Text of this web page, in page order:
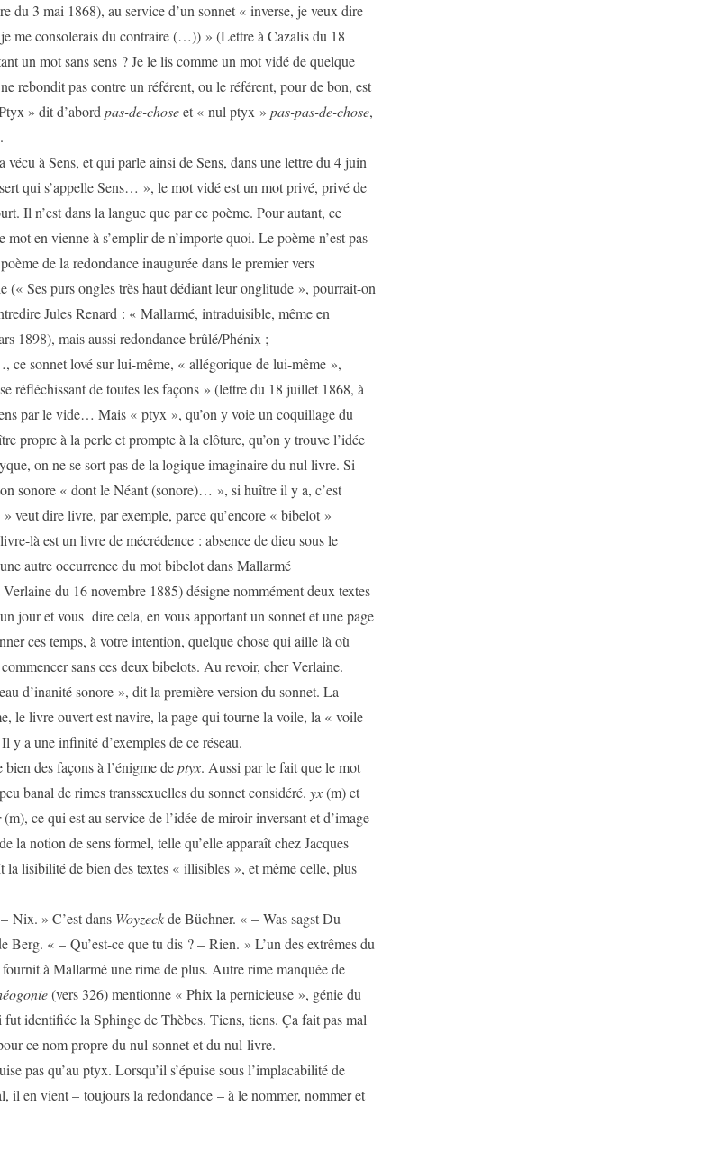
du 3 mai 1868), au service d’un sonnet « inverse, je veux dire
je me consolerais du contraire (…)) » (Lettre à Cazalis du 18
un mot sans sens ? Je le lis comme un mot vidé de quelque
rebondit pas contre un référent, ou le référent, pour de bon, est
» dit d’abord pas-de-choseet « nul ptyx » pas-pas-de-chose,
Sens, et qui parle ainsi de Sens, dans une lettre du 4 juin
qui s’appelle Sens… », le mot vidé est un mot privé, privé de
Il n’est dans la langue que par ce poème. Pour autant, ce
mot en vienne à s’emplir de n’importe quoi. Le poème n’est pas
de la redondance inaugurée dans le premier vers
(« Ses purs ongles très haut dédiant leur onglitude », pourrait-on
Jules Renard : « Mallarmé, intraduisible, même en
1898), mais aussi redondance brûlé/Phénix ;
sonnet lové sur lui-même, « allégorique de lui-même »,
réfléchissant de toutes les façons » (lettre du 18 juillet 1868, à
par le vide… Mais « ptyx », qu’on y voie un coquillage du
propre à la perle et prompte à la clôture, qu’on y trouve l’idée
on ne se sort pas de la logique imaginaire du nul livre. Si
sonore « dont le Néant (sonore)… », si huître il y a, c’est
veut dire livre, par exemple, parce qu’encore « bibelot »
là est un livre de mécrédence : absence de dieu sous le
autre occurrence du mot bibelot dans Mallarmé
du 16 novembre 1885) désigne nommément deux textes
jour et vous dire cela, en vous apportant un sonnet et une page
ces temps, à votre intention, quelque chose qui aille là où
sans ces deux bibelots. Au revoir, cher Verlaine.
d’inanité sonore », dit la première version du sonnet. La
le livre ouvert est navire, la page qui tourne la voile, la « voile
y a une infinité d’exemples de ce réseau.
des façons à l’énigme deptyx. Aussi par le fait que le mot
banal de rimes transsexuelles du sonnet considéré. yx(m) et
(m), ce qui est au service de l’idée de miroir inversant et d’image
la notion de sens formel, telle qu’elle apparaît chez Jacques
la lisibilité de bien des textes « illisibles », et même celle, plus
» C’est dans Woyzeckde Büchner. « – Was sagst Du
Berg. « – Qu’est-ce que tu dis ? – Rien. » L’un des extrêmes du
à Mallarmé une rime de plus. Autre rime manquée de
(vers 326) mentionne « Phix la pernicieuse », génie du
identifiée la Sphinge de Thèbes. Tiens, tiens. Ça fait pas mal
ce nom propre du nul-sonnet et du nul-livre.
qu’au ptyx. Lorsqu’il s’épuise sous l’implacabilité de
il en vient – toujours la redondance – à le nommer, nommer et